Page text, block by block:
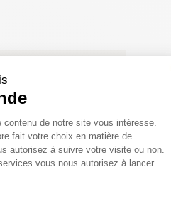
du
de notre site vous intéresse.
fait votre choix en matière de
autorisez à suivre votre visite ou non.
vous nous autorisez à lancer.